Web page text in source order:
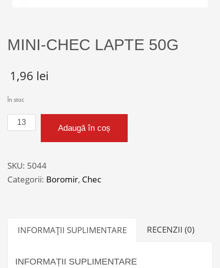
MINI-CHEC LAPTE 50G
1,96 lei
În stoc
Cantitate
MINI-
LAPTE
50G
Adaugă în coș
SKU: 5044
Categorii: Boromir, Chec
INFORMAȚII SUPLIMENTARE RECENZII (0)
INFORMAȚII SUPLIMENTARE